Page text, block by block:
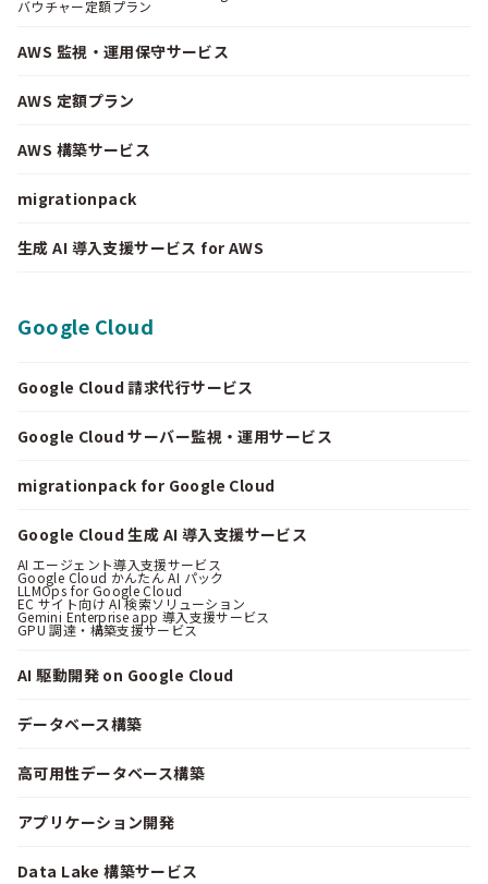
バウチャー定額プラン
AWS 監視・運用保守サービス
AWS 定額プラン
AWS 構築サービス
migrationpack
生成 AI 導入支援サービス for AWS
Google Cloud
Google Cloud 請求代行サービス
Google Cloud サーバー監視・運用サービス
migrationpack for Google Cloud
Google Cloud 生成 AI 導入支援サービス
AI エージェント導入支援サービス
Google Cloud かんたん AI パック
LLMOps for Google Cloud
EC サイト向け AI 検索ソリューション
Gemini Enterprise app 導入支援サービス
GPU 調達・構築支援サービス
AI 駆動開発 on Google Cloud
データベース構築
高可用性データベース構築
アプリケーション開発
Data Lake 構築サービス